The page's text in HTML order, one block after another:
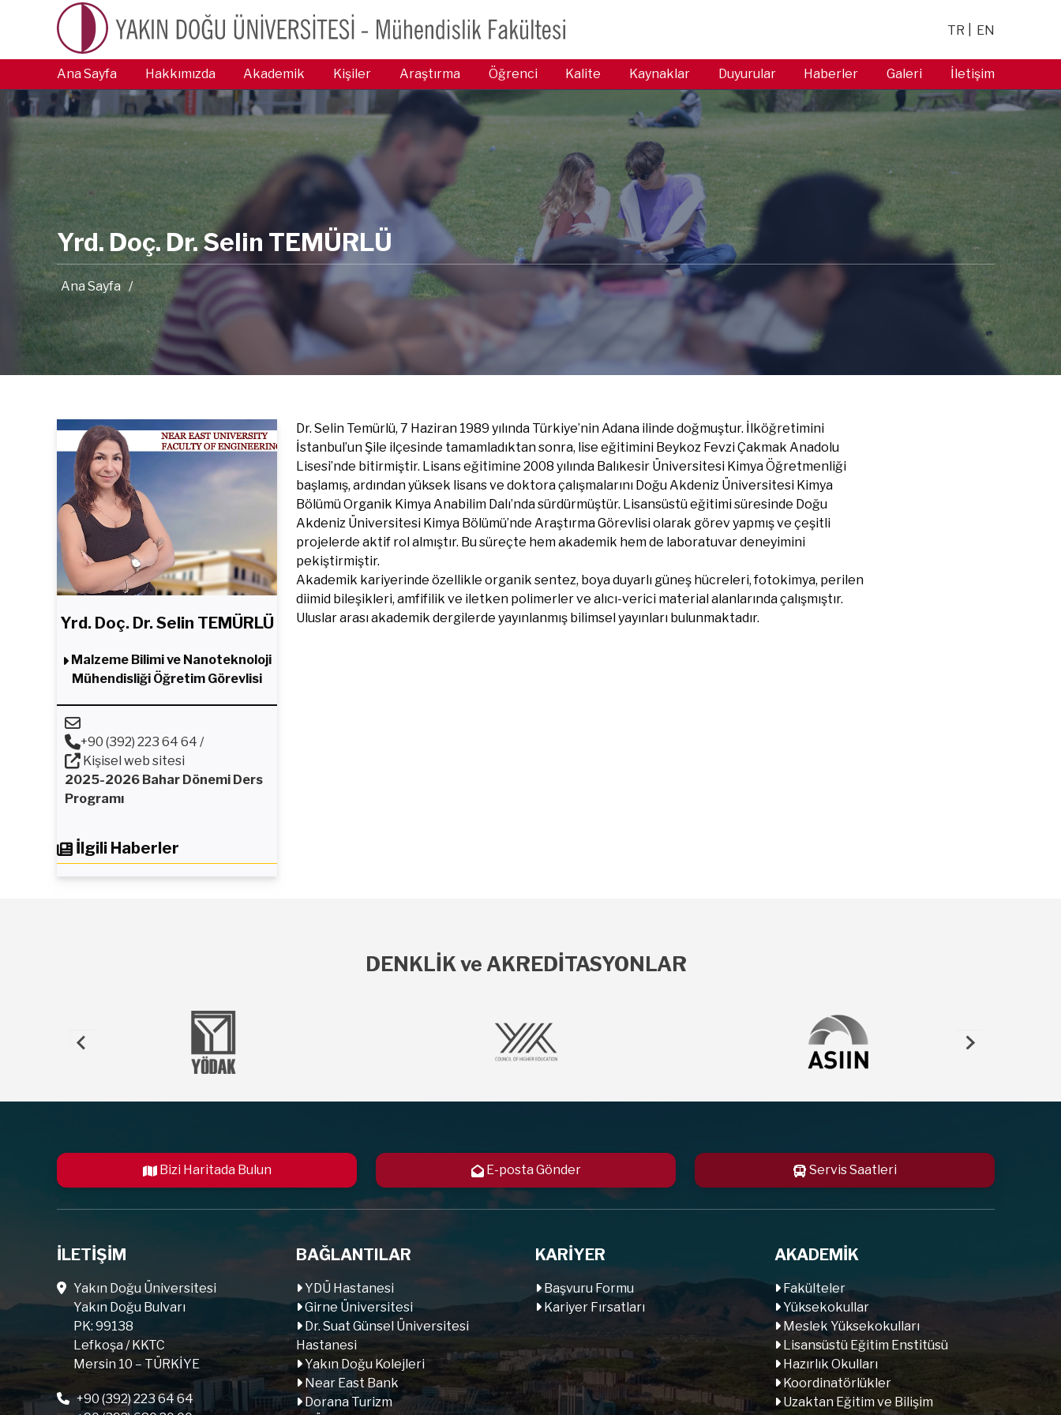
TR EN
Ana Sayfa Hakkımızda Akademik Kişiler Araştırma Öğrenci Kalite Kaynaklar Duyurular Haberler Galeri İletişim
Yrd. Doç. Dr. Selin TEMÜRLÜ
Ana Sayfa /
Yrd. Doç. Dr. Selin TEMÜRLÜ
Malzeme Bilimi ve Nanoteknoloji
Mühendisliği Öğretim Görevlisi
+90 (392) 223 64 64 /
Kişisel web sitesi
2025-2026 Bahar Dönemi Ders
Programı
İlgili Haberler
Dr. Selin Temürlü, 7 Haziran 1989 yılında Türkiye’nin Adana ilinde doğmuştur. İlköğretimini
İstanbul’un Şile ilçesinde tamamladıktan sonra, lise eğitimini Beykoz Fevzi Çakmak Anadolu
Lisesi’nde bitirmiştir. Lisans eğitimine 2008 yılında Balıkesir Üniversitesi Kimya Öğretmenliği
başlamış, ardından yüksek lisans ve doktora çalışmalarını Doğu Akdeniz Üniversitesi Kimya
Bölümü Organik Kimya Anabilim Dalı’nda sürdürmüştür. Lisansüstü eğitimi süresinde Doğu
Akdeniz Üniversitesi Kimya Bölümü’nde Araştırma Görevlisi olarak görev yapmış ve çeşitli
projelerde aktif rol almıştır. Bu süreçte hem akademik hem de laboratuvar deneyimini
pekiştirmiştir.
Akademik kariyerinde özellikle organik sentez, boya duyarlı güneş hücreleri, fotokimya, perilen
diimid bileşikleri, amfifilik ve iletken polimerler ve alıcı-verici material alanlarında çalışmıştır.
Uluslar arası akademik dergilerde yayınlanmış bilimsel yayınları bulunmaktadır.
DENKLİK ve AKREDİTASYONLAR
Bizi Haritada Bulun E-posta Gönder Servis Saatleri
İLETİŞİM
Yakın Doğu Üniversitesi
Yakın Doğu Bulvarı
PK: 99138
Lefkoşa / KKTC
Mersin 10 – TÜRKİYE
+90 (392) 223 64 64
BAĞLANTILAR
YDÜ Hastanesi
Girne Üniversitesi
Dr. Suat Günsel Üniversitesi
Hastanesi
Yakın Doğu Kolejleri
Near East Bank
Dorana Turizm
KARİYER
Başvuru Formu
Kariyer Fırsatları
AKADEMİK
Fakülteler
Yüksekokullar
Meslek Yüksekokulları
Lisansüstü Eğitim Enstitüsü
Hazırlık Okulları
Koordinatörlükler
Uzaktan Eğitim ve Bilişim